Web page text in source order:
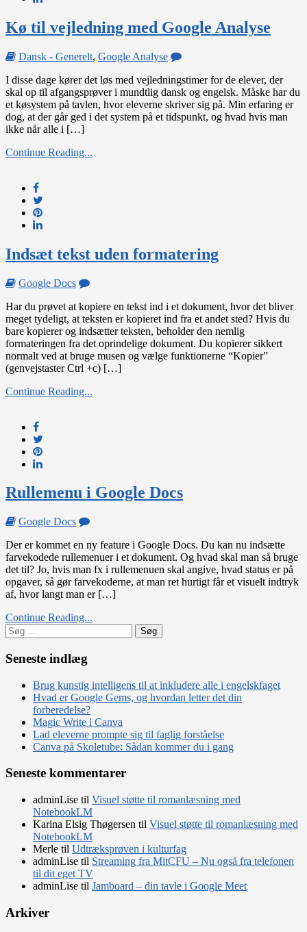
Kø til vejledning med Google Analyse
Dansk - Generelt, Google Analyse
on
til
vejledning
med
Google
I disse dage kører det løs med vejledningstimer for de elever, der
skal op til afgangsprøver i mundtlig dansk og engelsk. Måske har du
et køsystem på tavlen, hvor eleverne skriver sig på. Min erfaring er
dog, at der går ged i det system på et tidspunkt, og hvad hvis man
ikke når alle i […]
Continue Reading...
Indsæt tekst uden formatering
Google Docs
on
tekst
uden
formatering
Har du prøvet at kopiere en tekst ind i et dokument, hvor det bliver
meget tydeligt, at teksten er kopieret ind fra et andet sted? Hvis du
bare kopierer og indsætter teksten, beholder den nemlig
formateringen fra det oprindelige dokument. Du kopierer sikkert
normalt ved at bruge musen og vælge funktionerne “Kopier”
(genvejstaster Ctrl +c) […]
Continue Reading...
Rullemenu i Google Docs
Google Docs
on
i
Google
Docs
Der er kommet en ny feature i Google Docs. Du kan nu indsætte
farvekodede rullemenuer i et dokument. Og hvad skal man så bruge
det til? Jo, hvis man fx i rullemenuen skal angive, hvad status er på
opgaver, så gør farvekoderne, at man ret hurtigt får et visuelt indtryk
af, hvor langt man er […]
Continue Reading...
Søg
efter:
Seneste indlæg
Brug kunstig intelligens til at inkludere alle i engelskfaget
Hvad er Google Gems, og hvordan letter det din
forberedelse?
Magic Write i Canva
Lad eleverne prompte sig til faglig forståelse
Canva på Skoletube: Sådan kommer du i gang
Seneste kommentarer
adminLise til Visuel støtte til romanlæsning med
NotebookLM
Karina Elsig Thøgersen til Visuel støtte til romanlæsning med
NotebookLM
Merle til Udtræksprøven i kulturfag
adminLise til Streaming fra MitCFU – Nu også fra telefonen
til dit eget TV
adminLise til Jamboard – din tavle i Google Meet
Arkiver